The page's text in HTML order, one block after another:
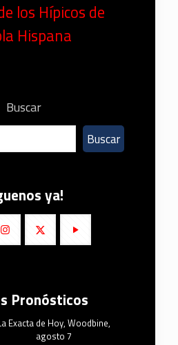
los Hípicos de
Hispana
Buscar
Buscar
ya!
Pronósticos
Exacta de Hoy, Woodbine,
agosto 7